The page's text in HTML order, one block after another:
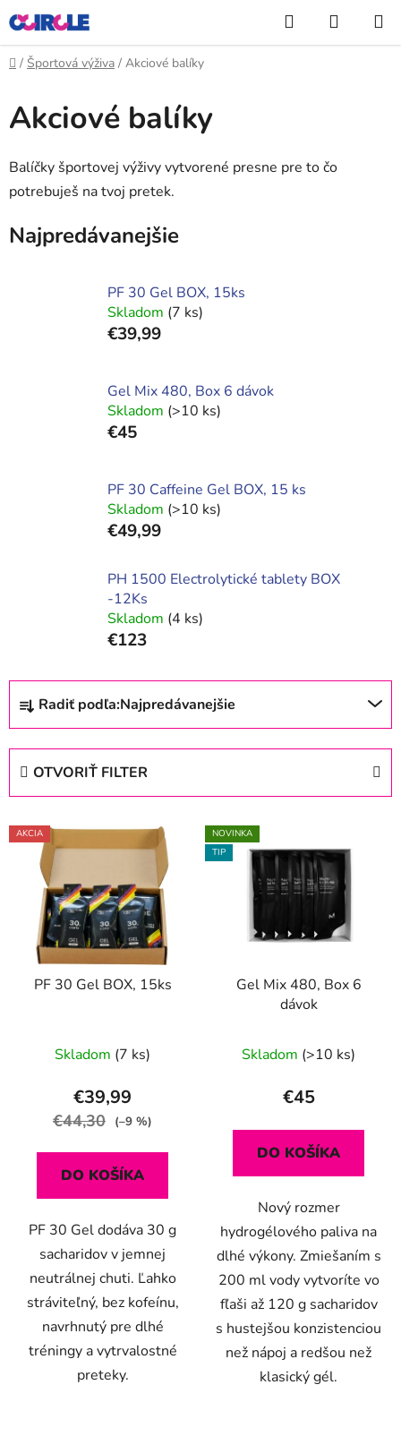
Prejsť
na
obsah
Hľadať
KOŠÍK
Domov
/ Športová výživa / Akciové balíky
Akciové balíky
Balíčky športovej výživy vytvorené presne pre to čo
potrebuješ na tvoj pretek.
Najpredávanejšie
PF 30 Gel BOX, 15ks
Skladom (7 ks)
€39,99
Gel Mix 480, Box 6 dávok
Skladom (>10 ks)
€45
PF 30 Caffeine Gel BOX, 15 ks
Skladom (>10 ks)
€49,99
PH 1500 Electrolytické tablety BOX
-12Ks
Skladom (4 ks)
€123
R
d
e
Radiť podľa:Najpredávanejšie
OTVORIŤ FILTER
V
ý
AKCIA
PF 30 Gel BOX, 15ks
Skladom (7 ks)
€39,99
€44,30 (–9 %)
DO KOŠÍKA
PF 30 Gel dodáva 30 g
sacharidov v jemnej
neutrálnej chuti. Ľahko
stráviteľný, bez kofeínu,
navrhnutý pre dlhé
tréningy a vytrvalostné
preteky.
NOVINKA
TIP
Gel Mix 480, Box 6
dávok
Skladom (>10 ks)
€45
DO KOŠÍKA
Nový rozmer
hydrogélového paliva na
dlhé výkony. Zmiešaním s
200 ml vody vytvoríte vo
fľaši až 120 g sacharidov
s hustejšou konzistenciou
než nápoj a redšou než
klasický gél.